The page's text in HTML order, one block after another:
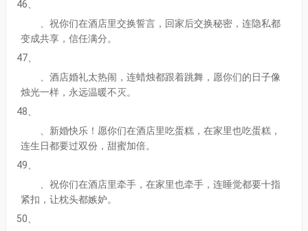
46、
、祝你们在酒店里交换誓言，回家后交换秘密，连隐私都
变成共享，信任满分。
47、
、酒店婚礼太热闹，连蜡烛都跟着跳舞，愿你们的日子像
烛光一样，永远温暖不灭。
48、
、新婚快乐！愿你们在酒店里吃蛋糕，在家里也吃蛋糕，
连生日都要过双份，甜蜜加倍。
49、
、祝你们在酒店里牵手，在家里也牵手，连睡觉都要十指
紧扣，让枕头都嫉妒。
50、